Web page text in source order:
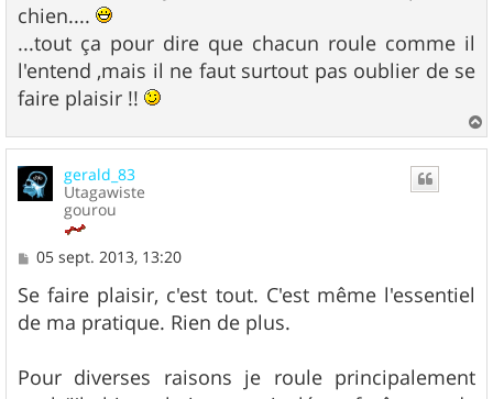
chien....
...tout ça pour dire que chacun roule comme il
l'entend ,mais il ne faut surtout pas oublier de se
faire plaisir !!
a
gerald_83
Utagawiste
gourou
M
s
s
a
05 sept. 2013, 13:20
Se faire plaisir, c'est tout. C'est même l'essentiel
de ma pratique. Rien de plus.
Pour diverses raisons je roule principalement